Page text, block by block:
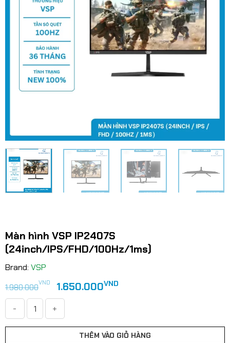
Màn hình VSP IP2407S
(24inch/IPS/FHD/100Hz/1ms)
Brand: VSP
1.980.000VND Giá
gốc
là:
1.980.000VND.
1.650.000VNDGiá
1.650.000VND.
THÊM VÀO GIỎ HÀNG